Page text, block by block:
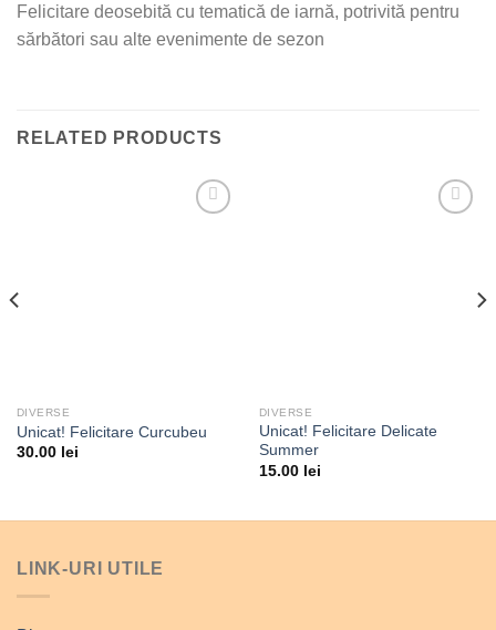
Felicitare deosebită cu tematică de iarnă, potrivită pentru
sărbători sau alte evenimente de sezon
RELATED PRODUCTS
DIVERSE
Unicat! Felicitare Curcubeu
30.00 lei
DIVERSE
Unicat! Felicitare Delicate
Summer
15.00 lei
LINK-URI UTILE